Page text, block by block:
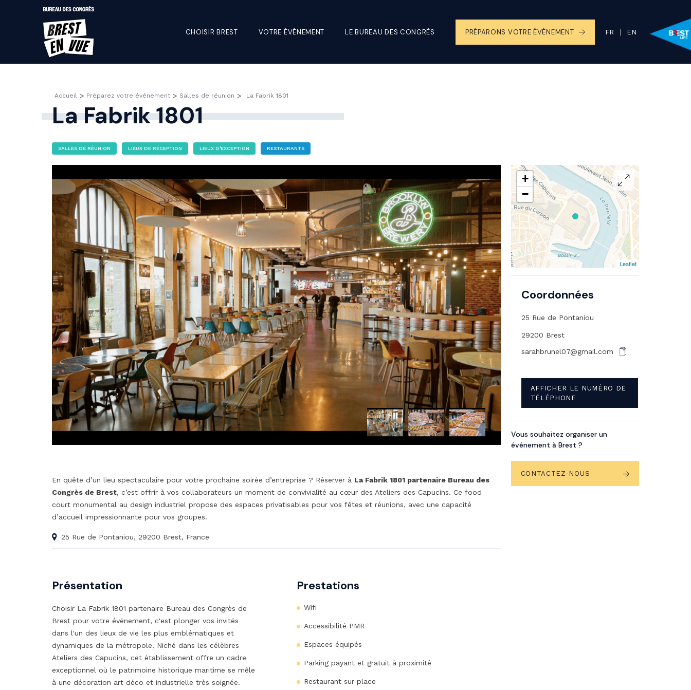
CHOISIR BREST VOTRE ÉVÉNEMENT
Salles de réunion
Lieux de réception
Lieux d’exception
LE BUREAU DES CONGRÈS PRÉPARONS VOTRE ÉVÉNEMENT
Accueil > Préparez votre événement > Salles de réunion > La Fabrik 1801
La Fabrik 1801
SALLES DE RÉUNION LIEUX DE RÉCEPTION LIEUX D'EXCEPTION RESTAURANTS
En quête d’un lieu spectaculaire pour votre prochaine soirée d’entreprise ? Réserver à La Fabrik 1801 partenaire Bureau des
Congrès de Brest, c’est offrir à vos collaborateurs un moment de convivialité au cœur des Ateliers des Capucins. Ce food
court monumental au design industriel propose des espaces privatisables pour vos fêtes et réunions, avec une capacité
d’accueil impressionnante pour vos groupes.
25 Rue de Pontaniou, 29200 Brest, France
Présentation
Choisir La Fabrik 1801 partenaire Bureau des Congrès de
Brest pour votre événement, c'est plonger vos invités
dans l'un des lieux de vie les plus emblématiques et
dynamiques de la métropole. Niché dans les célèbres
Ateliers des Capucins, cet établissement offre un cadre
exceptionnel où le patrimoine historique maritime se mêle
à une décoration art déco et industrielle très soignée.
Prestations
Wifi
Accessibilité PMR
Espaces équipés
Parking payant et gratuit à proximité
Restaurant sur place
+
−
Leaflet
Coordonnées
25 Rue de Pontaniou
29200 Brest
sarahbrunel07@gmail.com
AFFICHER LE NUMÉRO DE
TÉLÉPHONE
Vous souhaitez organiser un
événement à Brest ?
CONTACTEZ-NOUS